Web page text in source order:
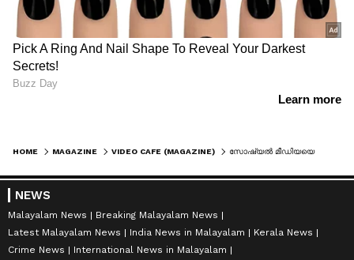
HOME MAGAZINE VIDEO CAFE (MAGAZINE)
NEWS
Malayalam News
Breaking Malayalam News
Latest Malayalam News
India News in Malayalam
Kerala News
Crime News
International News in Malayalam